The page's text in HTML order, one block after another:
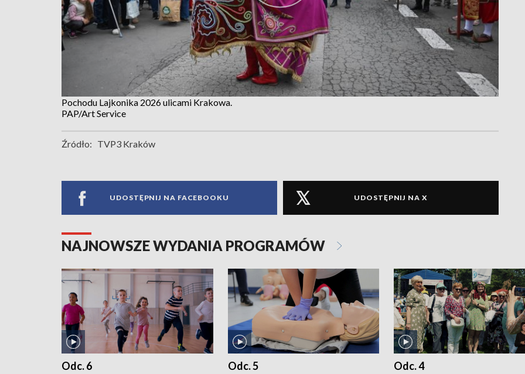
Pochodu Lajkonika 2026 ulicami Krakowa.
PAP/Art Service
Źródło: TVP3 Kraków
UDOSTĘPNIJ NA FACEBOOKU UDOSTĘPNIJ NA X
NAJNOWSZE WYDANIA PROGRAMÓW
Odc. 6 Odc. 5 Odc. 4